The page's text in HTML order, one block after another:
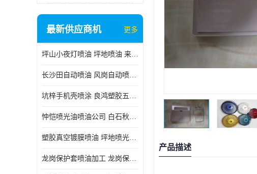
最新供应商机 更多
坪山小夜灯喷油 坪地喷油 来样订做
长沙田自动喷油 风岗自动喷涂 良鸿塑胶五金
坑梓手机壳喷涂 良鸿塑胶五金 坪地小夜灯喷涂公司
忡恺喷光油喷油公司 白石秋蓝牙喷涂
塑胶真空镀膜喷油 坪地喷光油喷油
龙岗保护套喷油加工 龙岗保护套喷油
产品描述